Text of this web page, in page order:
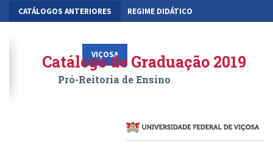
CATÁLOGOS ANTERIORES REGIME DIDÁTICO
VIÇOSA RIO PARANAÍBA FLORESTAL
Catálogo de Graduação 2019
Pró-Reitoria de Ensino